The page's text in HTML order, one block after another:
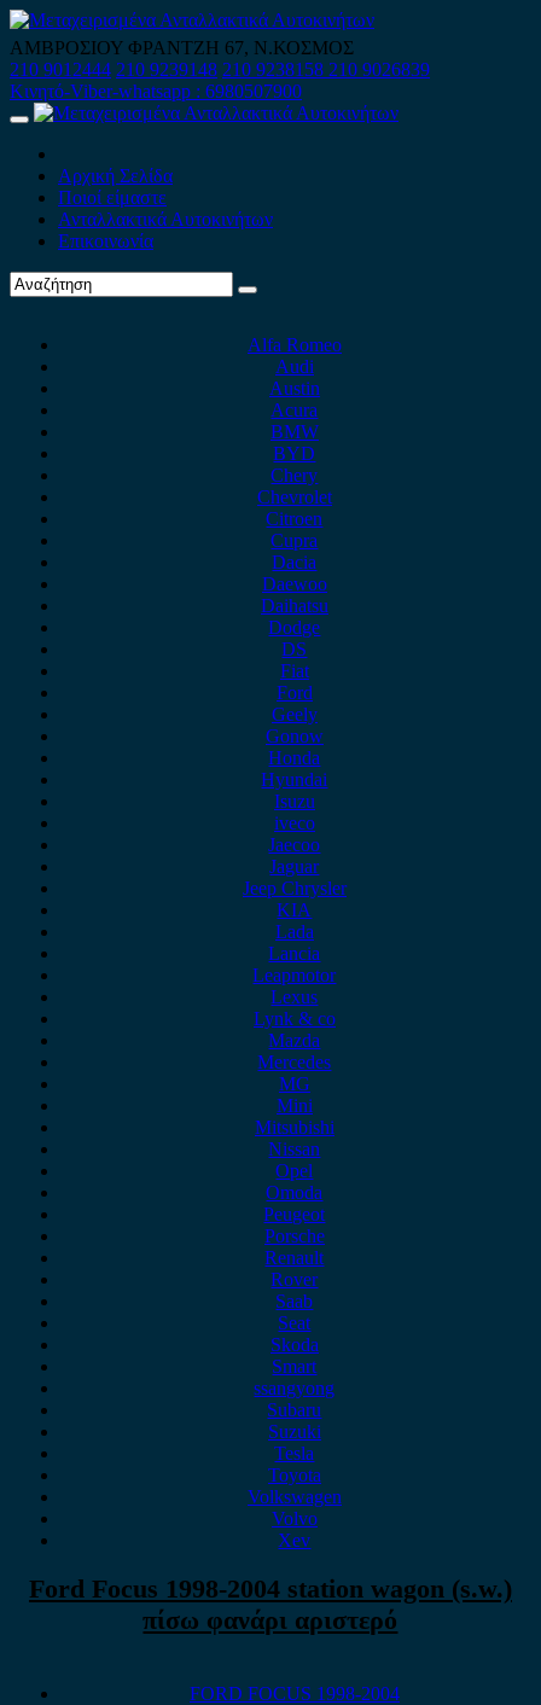
Skip
to
content
ΑΜΒΡΟΣΙΟΥ ΦΡΑΝΤΖΗ 67, Ν.ΚΟΣΜΟΣ
210 9012444 210 9239148 210 9238158 210 9026839
Κινητό-Viber-whatsapp : 6980507900
Primary
Αρχική Σελίδα
Ποιοί είμαστε
Ανταλλακτικά Αυτοκινήτων
Επικοινωνία
Alfa Romeo
Audi
Austin
Acura
BMW
BYD
Chery
Chevrolet
Citroen
Cupra
Dacia
Daewoo
Daihatsu
Dodge
DS
Fiat
Ford
Geely
Gonow
Honda
Hyundai
Isuzu
iveco
Jaecoo
Jaguar
Jeep Chrysler
KIA
Lada
Lancia
Leapmotor
Lexus
Lynk & co
Mazda
Mercedes
MG
Mini
Mitsubishi
Nissan
Opel
Omoda
Peugeot
Porsche
Renault
Rover
Saab
Seat
Skoda
Smart
ssangyong
Subaru
Suzuki
Tesla
Toyota
Volkswagen
Volvo
Xev
Ford Focus 1998-2004 station wagon (s.w.)
πίσω φανάρι αριστερό
FORD FOCUS 1998-2004